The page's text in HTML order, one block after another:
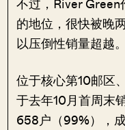
的地位，很快被晚
以压倒性销量超越。
位于核心第10邮区
于去年10月首周末
658户（99%），